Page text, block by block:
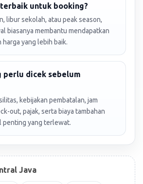
untuk booking?
libur sekolah, atau peak season,
biasanya membantu mendapatkan
harga yang lebih baik.
perlu dicek sebelum
kebijakan pembatalan, jam
out, pajak, serta biaya tambahan
penting yang terlewat.
Java